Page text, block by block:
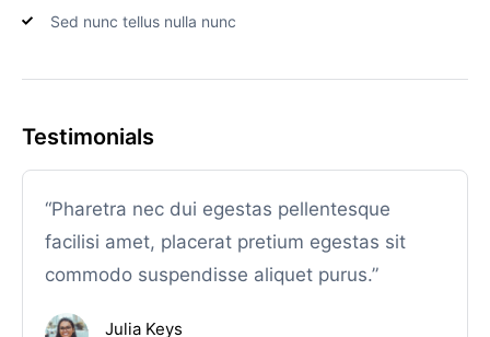
Sed nunc tellus nulla nunc
Testimonials
“Pharetra nec dui egestas pellentesque
facilisi amet, placerat pretium egestas sit
commodo suspendisse aliquet purus.”
Julia Keys